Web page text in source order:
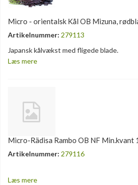
Micro - orientalsk Kål OB Mizuna,
Artikelnummer: 279113
Japansk kålvækst med fligede blade.
Læs mere
Micro-Rädisa Rambo OB NF Min.kvant
Artikelnummer: 279116
Læs mere